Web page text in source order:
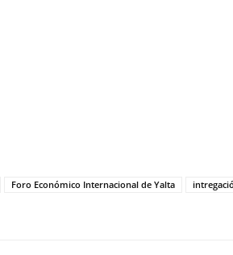
Foro Económico Internacional de Yalta